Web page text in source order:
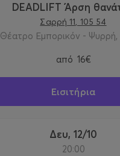
DEADLIFT Άρση
Σαρρή 11, 105 54
Θέατρο Εμπορικόν - Ψυρρή,
από 16€
Εισιτήρια
Δευ, 12/10
20:00